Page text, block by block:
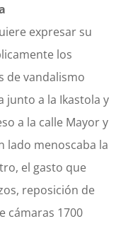
expresar su
los
de vandalismo
junto a la Ikastola y
a la calle Mayor y
lado menoscaba la
el gasto que
reposición de
cámaras 1700